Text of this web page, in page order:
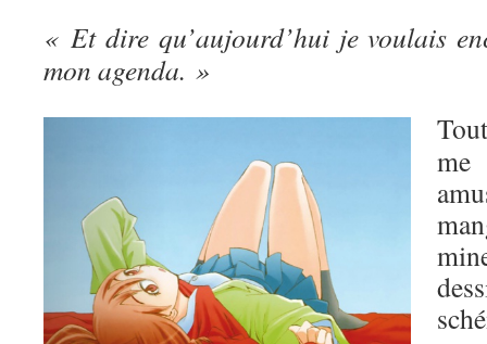
« Et dire qu’aujourd’hui je voulais
mon agenda. »